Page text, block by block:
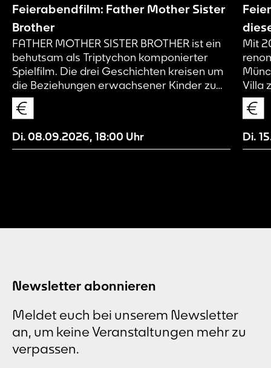
Feierabendfilm: Father Mother Sister
Brother
FATHER MOTHER SISTER BROTHER ist ein
behutsam als Triptychon komponierter
Spielfilm. Die drei Geschichten kreisen um
die Beziehungen erwachsener Kinder zu
ihren teils distanzierten Eltern und
untereinander. Jedes der drei Kapitel spielt
Land: FATHER ist im Nordosten der USA
Di. 08.09.2026, 18:00 Uhr
Mit
Villa
Di.
Newsletter abonnieren
Meldet euch bei unserem Newsletter
an, um keine Veranstaltungen mehr zu
verpassen.